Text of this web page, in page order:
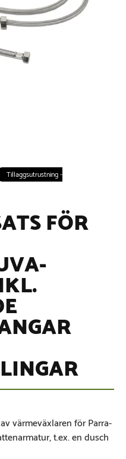
Tillaggsutrustning -
FÖR
värmeväxlaren för Parra-
t.ex. en dusch